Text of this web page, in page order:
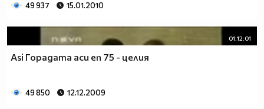
49 937 15.01.2010
01:12:01
Asi Горадата аси еп 75 - целия
49 850 12.12.2009